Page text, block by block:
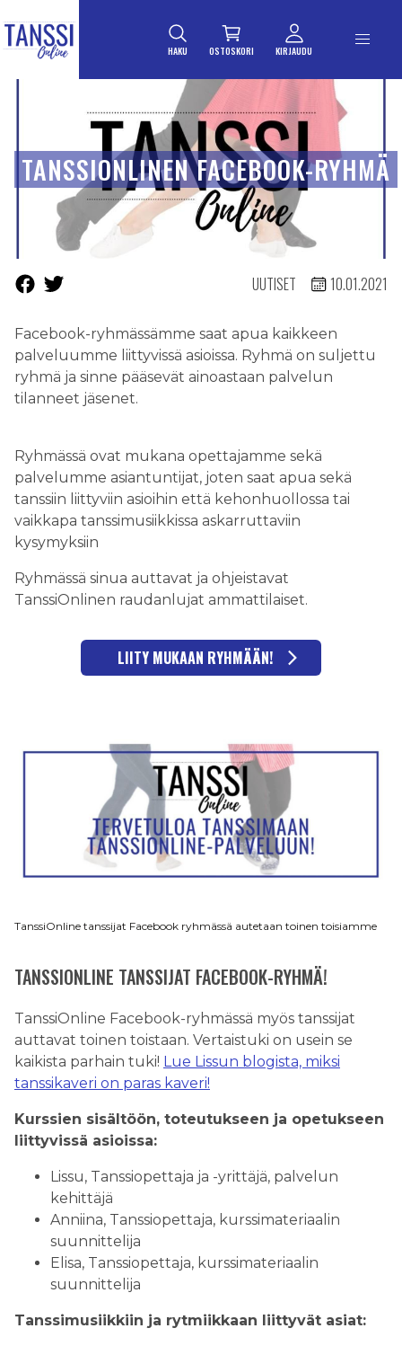
HAKU OSTOSKORI KIRJAUDU
TANSSIONLINEN FACEBOOK-RYHMÄ
UUTISET 10.01.2021
Facebook-ryhmässämme saat apua kaikkeen
palveluumme liittyvissä asioissa. Ryhmä on suljettu
ryhmä ja sinne pääsevät ainoastaan palvelun
tilanneet jäsenet.
Ryhmässä ovat mukana opettajamme sekä
palvelumme asiantuntijat, joten saat apua sekä
tanssiin liittyviin asioihin että kehonhuollossa tai
vaikkapa tanssimusiikkissa askarruttaviin
kysymyksiin
Ryhmässä sinua auttavat ja ohjeistavat
TanssiOnlinen raudanlujat ammattilaiset.
LIITY MUKAAN RYHMÄÄN!
TanssiOnline tanssijat Facebook ryhmässä autetaan toinen toisiamme
TANSSIONLINE TANSSIJAT FACEBOOK-RYHMÄ!
TanssiOnline Facebook-ryhmässä myös tanssijat
auttavat toinen toistaan. Vertaistuki on usein se
kaikista parhain tuki! Lue Lissun blogista, miksi
tanssikaveri on paras kaveri!
Kurssien sisältöön, toteutukseen ja opetukseen
liittyvissä asioissa:
Lissu, Tanssiopettaja ja -yrittäjä, palvelun
kehittäjä
Anniina, Tanssiopettaja, kurssimateriaalin
suunnittelija
Elisa, Tanssiopettaja, kurssimateriaalin
suunnittelija
Tanssimusiikkiin ja rytmiikkaan liittyvät asiat: